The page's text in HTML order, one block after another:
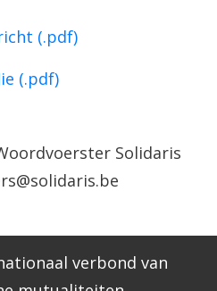
(.pdf)
(.pdf)
Solidaris
verbond van